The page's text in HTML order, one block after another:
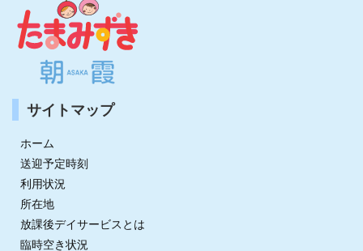
サイトマップ
ホーム
送迎予定時刻
利用状況
所在地
放課後デイサービスとは
臨時空き状況